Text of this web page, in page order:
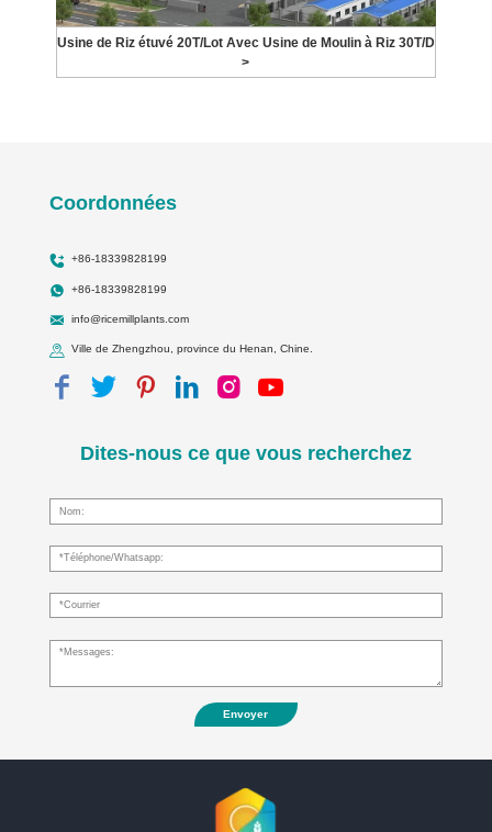
Usine de Riz étuvé 20T/Lot Avec Usine de Moulin à Riz 30T/D
>
Coordonnées
+86-18339828199
+86-18339828199
info@ricemillplants.com
Ville de Zhengzhou, province du Henan, Chine.
Dites-nous ce que vous recherchez
Envoyer